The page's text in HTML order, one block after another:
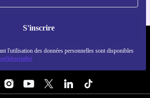
S'inscrire
l'utilisation des données personnelles sont disponibles